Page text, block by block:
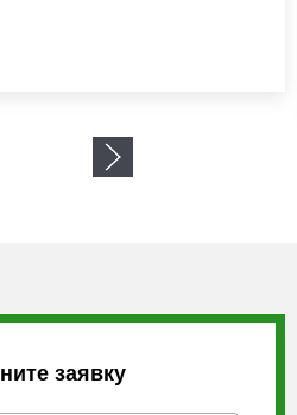
заявку